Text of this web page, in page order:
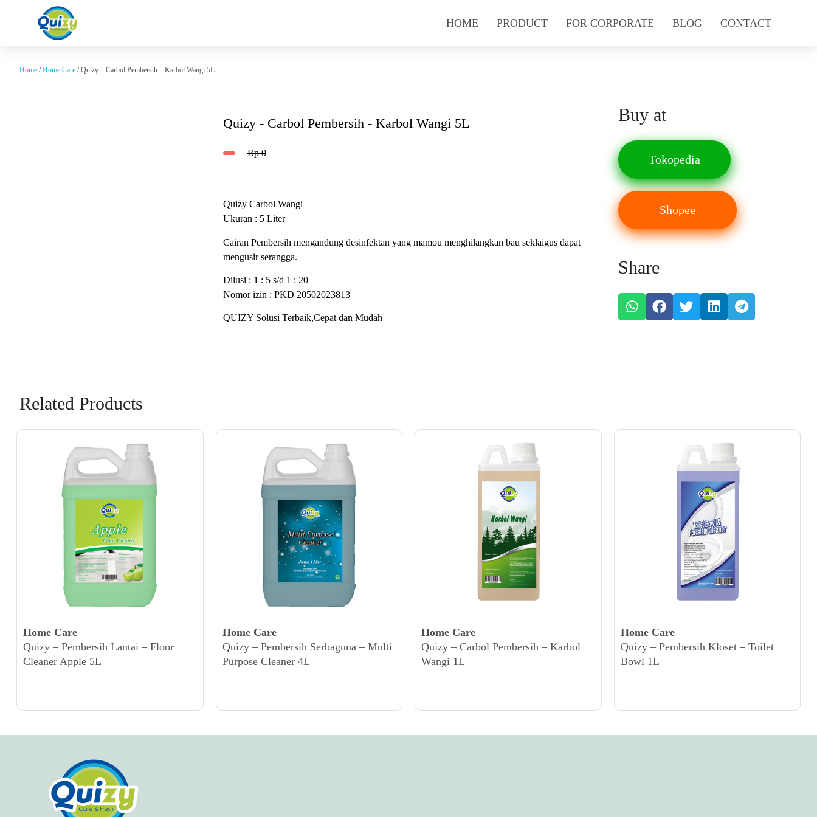
HOME PRODUCT FOR CORPORATE BLOG CONTACT
Home /Home Care / Quizy – Carbol Pembersih – Karbol Wangi 5L
Quizy - Carbol Pembersih - Karbol Wangi 5L
Rp0
Quizy Carbol Wangi
Ukuran : 5 Liter
Cairan Pembersih mengandung desinfektan yang mamou menghilangkan bau seklaigus dapat
mengusir serangga.
Dilusi : 1 : 5 s/d 1 : 20
Nomor izin : PKD 20502023813
QUIZY Solusi Terbaik,Cepat dan Mudah
Buy at
Tokopedia
Shopee
Share
Related Products
Home Care
Quizy – Pembersih Lantai – Floor
Cleaner Apple 5L
Home Care
Quizy – Pembersih Serbaguna – Multi
Purpose Cleaner 4L
Home Care
Quizy – Carbol Pembersih – Karbol
Wangi 1L
Home Care
Quizy – Pembersih Kloset – Toilet
Bowl 1L